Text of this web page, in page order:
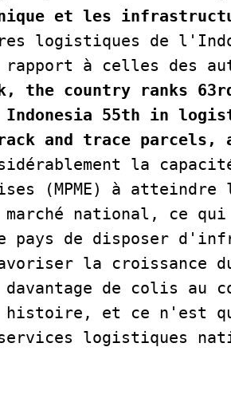
et les
logistiques de
rapport à celles des
the country ranks
Indonesia 55th in
la
(MPME) à
national, ce qui
pays de disposer
la croissance
de colis au
et ce n'est
logistiques